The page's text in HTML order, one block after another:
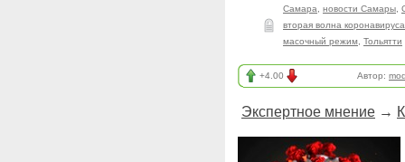
Самара новости Самары
вторая волна коронавируса
масочный режим Тольятти
+4.00 Автор:
Экспертное мнение →